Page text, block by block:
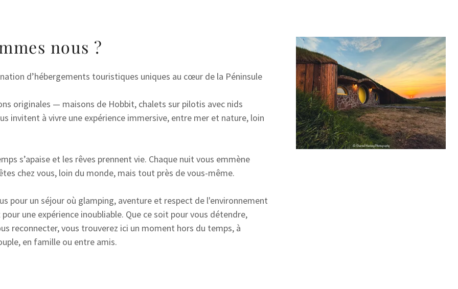
enterrées
& Plages
nous ?
d’hébergements touristiques uniques au cœur de la Péninsule
originales — maisons de Hobbit, chalets sur pilotis avec nids
invitent à vivre une expérience immersive, entre mer et nature, loin
et les rêves prennent vie. Chaque nuit vous emmène
chez vous, loin du monde, mais tout près de vous-même.
pour un séjour où glamping, aventure et respect de l'environnement
une expérience inoubliable. Que ce soit pour vous détendre,
reconnecter, vous trouverez ici un moment hors du temps, à
en famille ou entre amis.